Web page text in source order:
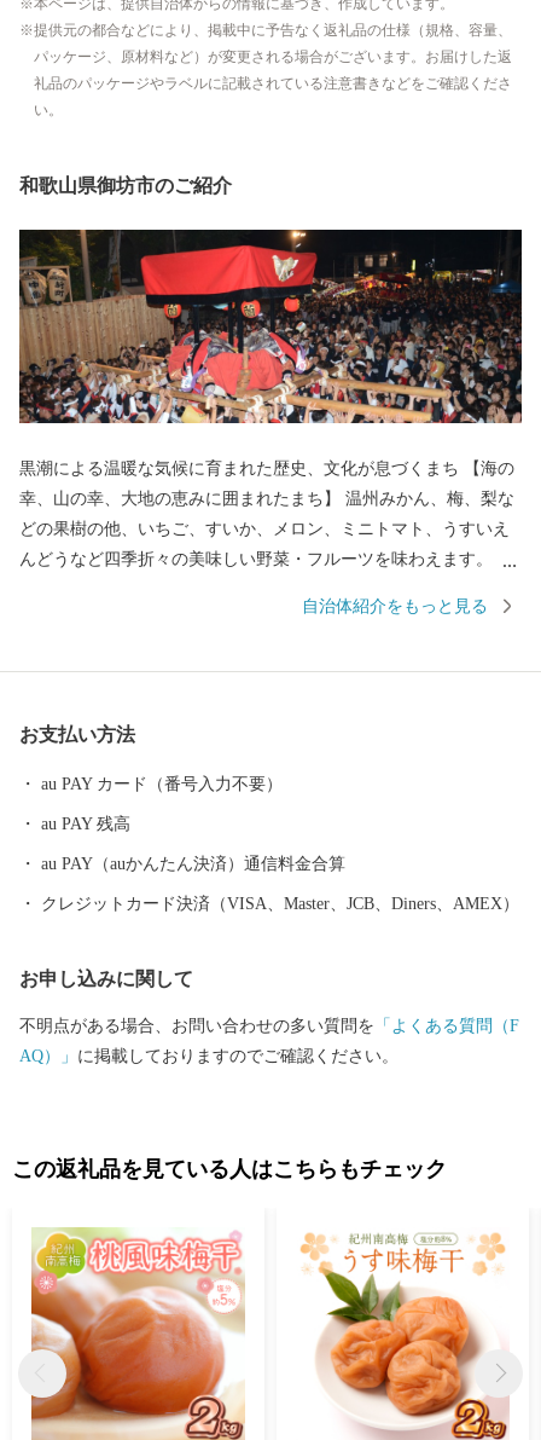
本ページは、提供自治体からの情報に基づき、作成しています。
提供元の都合などにより、掲載中に予告なく返礼品の仕様（規格、容量、
パッケージ、原材料など）が変更される場合がございます。お届けした返
礼品のパッケージやラベルに記載されている注意書きなどをご確認くださ
い。
和歌山県御坊市のご紹介
黒潮による温暖な気候に育まれた歴史、文化が息づくまち 【海の
幸、山の幸、大地の恵みに囲まれたまち】 温州みかん、梅、梨な
どの果樹の他、いちご、すいか、メロン、ミニトマト、うすいえ
んどうなど四季折々の美味しい野菜・フルーツを味わえます。 ま
び、ナガレコ、伊勢えびなど海産物も豊富です。 【色とりどりの
高速のインターそばには広々とした日高川オートキャンプ場があ
め、「御坊」の由来となった寺内町、宮子姫の伝説など、名所・
旧跡や伝説が数多く残り、当時の息づかいを体感できます。 頂い
た寄付金は、子供たちの教育環境の整備、みんなが安心して暮ら
自治体紹介をもっと見る
お支払い方法
au PAY カード（番号入力不要）
au PAY 残高
au PAY（auかんたん決済）通信料金合算
クレジットカード決済（VISA、Master、JCB、Diners、AMEX）
お申し込みに関して
不明点がある場合、お問い合わせの多い質問を 「よくある質問（F
AQ）」 に掲載しておりますのでご確認ください。
この返礼品を見ている人はこちらもチェック